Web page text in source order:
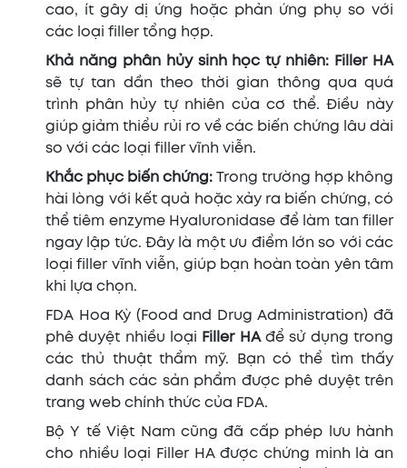
cao, ít gây dị ứng hoặc phản ứng phụ so với
các loại filler tổng hợp.
Khả năng phân hủy sinh học tự nhiên: Filler HA
sẽ tự tan dần theo thời gian thông qua quá
trình phân hủy tự nhiên của cơ thể. Điều này
giúp giảm thiểu rủi ro về các biến chứng lâu dài
so với các loại filler vĩnh viễn.
Khắc phục biến chứng: Trong trường hợp không
hài lòng với kết quả hoặc xảy ra biến chứng, có
thể tiêm enzyme Hyaluronidase để làm tan filler
ngay lập tức. Đây là một ưu điểm lớn so với các
loại filler vĩnh viễn, giúp bạn hoàn toàn yên tâm
khi lựa chọn.
FDA Hoa Kỳ (Food and Drug Administration) đã
phê duyệt nhiều loại Filler HAđể sử dụng trong
các thủ thuật thẩm mỹ. Bạn có thể tìm thấy
danh sách các sản phẩm được phê duyệt trên
trang web chính thức của FDA.
Bộ Y tế Việt Nam cũng đã cấp phép lưu hành
cho nhiều loại Filler HA được chứng minh là an